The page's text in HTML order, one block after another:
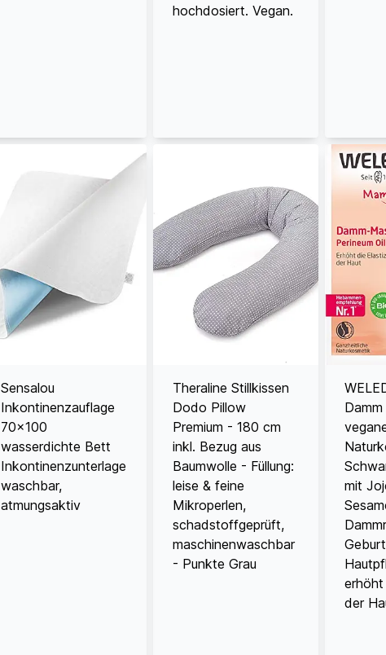
hochdosiert. Vegan.
Sensalou
Inkontinenzauflage
70x100
wasserdichte Bett
Inkontinenzunterlage
waschbar,
atmungsaktiv
Theraline Stillkissen
Dodo Pillow
Premium - 180 cm
inkl. Bezug aus
Baumwolle - Füllung:
leise & feine
Mikroperlen,
schadstoffgeprüft,
maschinenwaschbar
- Punkte Grau
mit
der